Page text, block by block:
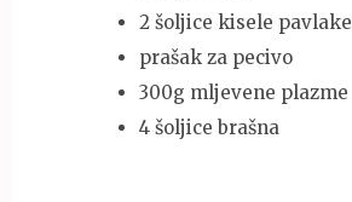
2 šoljice kisele pavlake
prašak za pecivo
300g mljevene plazme
4 šoljice brašna